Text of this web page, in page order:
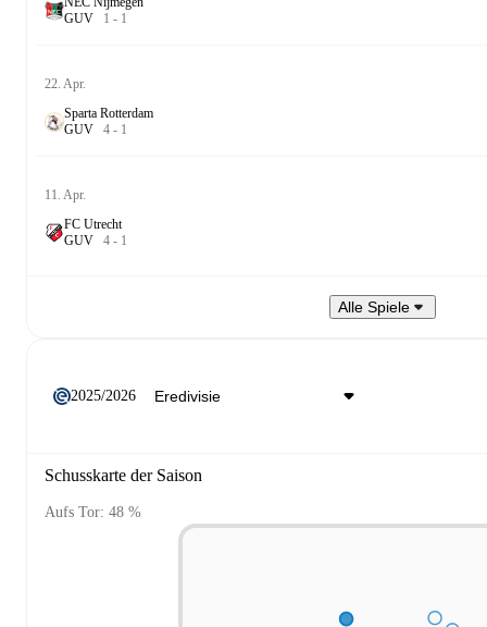
GUV 1 - 1
22. Apr.
Sparta Rotterdam
GUV 4 - 1
11. Apr.
FC Utrecht
GUV 4 - 1
Alle Spiele
2025/2026
Schusskarte der Saison
Aufs Tor: 48 %